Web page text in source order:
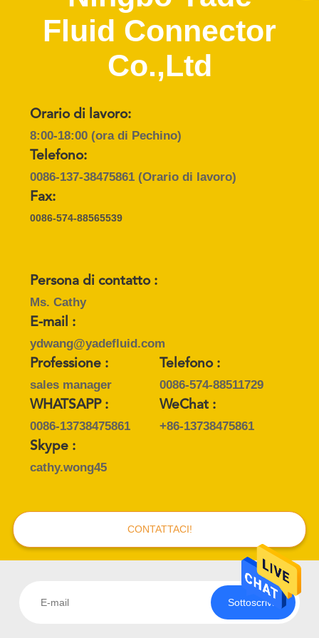
CONTROLLO
RICHIEDA
UNA
CITAZIONE
SITO
PRIVACY
POLICY
Fluid Connector
Co.,Ltd
Orario di lavoro:
8:00-18:00 (ora di Pechino)
Telefono:
0086-137-38475861(Orario di lavoro)
Fax:
0086-574-88565539
Persona di contatto :
Ms. Cathy
E-mail :
ydwang@yadefluid.com
Professione :
sales manager
Telefono :
0086-574-88511729
WHATSAPP :
0086-13738475861
WeChat :
+86-13738475861
Skype :
cathy.wong45
CONTATTACI!
Sottoscriva